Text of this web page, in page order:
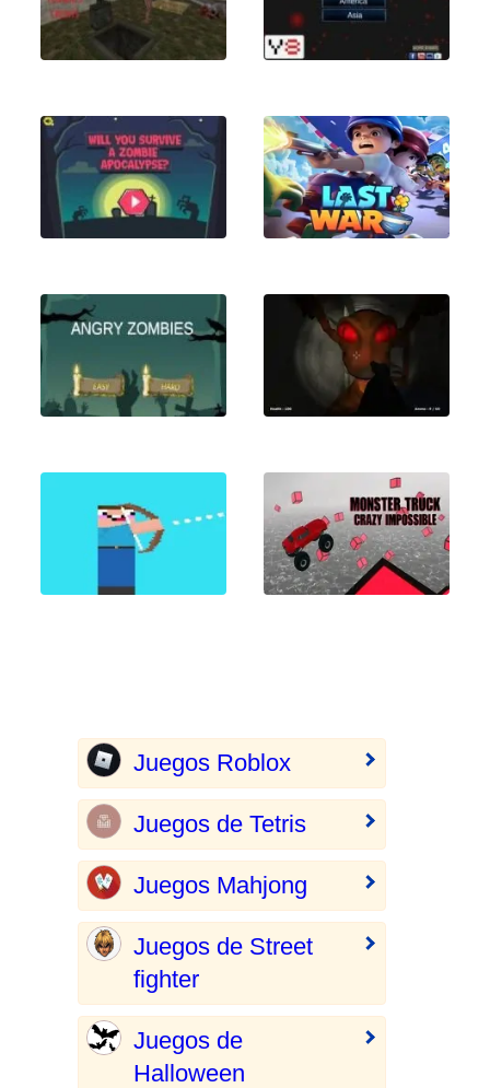
Juegos Roblox
Juegos de Tetris
Juegos Mahjong
Juegos de Street
fighter
Juegos de
Halloween